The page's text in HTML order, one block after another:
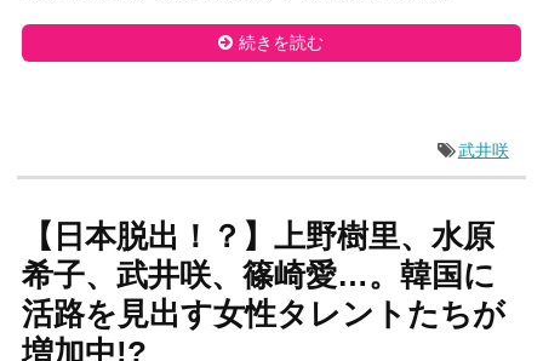
続きを読む
武井咲
【日本脱出！？】上野樹里、水原
希子、武井咲、篠崎愛…。韓国に
活路を見出す女性タレントたちが
増加中!?